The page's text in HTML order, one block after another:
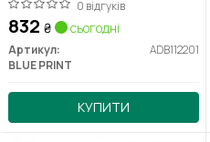
0 відгуків
832 ₴ сьогодні
Артикул:
ADB112201
BLUE PRINT
КУПИТИ